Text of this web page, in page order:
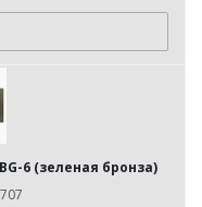
6 (зеленая бронза)